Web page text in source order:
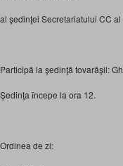
al şedinţei Secretariatului CC
Participă la şedinţă tovarăşii:
Şedinţa începe la ora 12.
Ordinea de zi: